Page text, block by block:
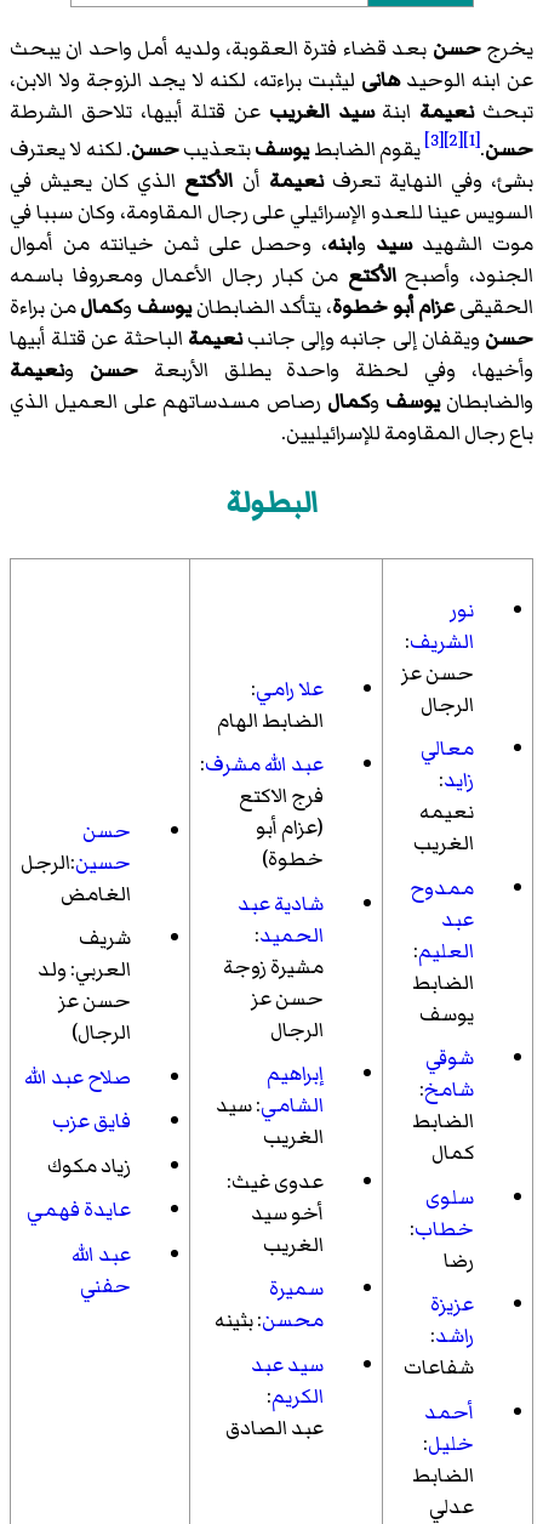
يخرجحسن بعد قضاء فترة العقوبة، ولديه أمل واحد ان يبحث
عن ابنه الوحيدهانى ليثبت براءته، لكنه لا يجد الزوجة ولا الابن،
تبحثنعيمة ابنةسيد الغريب عن قتلة أبيها، تلاحق الشرطة
حسن.
[1]
[2]
[3] يقوم الضابطيوسفبتعذيبحسن. لكنه لا يعترف
بشئ، وفي النهاية تعرفنعيمة أن الأكتع الذي كان يعيش في
السويس عينا للعدو الإسرائيلي على رجال المقاومة، وكان سببا في
موت الشهيدسيد وابنه، وحصل على ثمن خيانته من أموال
الجنود، وأصبحالأكتع من كبار رجال الأعمال ومعروفا باسمه
الحقيقىعزام أبو خطوة، يتأكد الضابطانيوسف وكمالمن براءة
حسن ويقفان إلى جانبه وإلى جانبنعيمة الباحثة عن قتلة أبيها
وأخيها، وفي لحظة واحدة يطلق الأربعةحسن ونعيمة
والضابطانيوسف وكمال رصاص مسدساتهم على العميل الذي
باع رجال المقاومة للإسرائيليين.
البطولة
نور
الشريف:
حسن عز
الرجال
معالي
زايد:
نعيمه
الغريب
ممدوح
عبد
العليم:
الضابط
يوسف
شوقي
شامخ:
الضابط
كمال
سلوى
خطاب:
رضا
عزيزة
راشد:
شفاعات
أحمد
خليل:
الضابط
عدلي
علا رامي:
الضابط الهام
عبد الله مشرف:
فرج الاكتع
(عزام أبو
خطوة)
شادية عبد
الحميد:
مشيرة زوجة
حسن عز
الرجال
إبراهيم
الشامي: سيد
الغريب
عدوى غيث:
أخو سيد
الغريب
سميرة
محسن: بثينه
سيد عبد
الكريم:
عبد الصادق
حسن
حسين:الرجل
الغامض
شريف
العربي: ولد
حسن عز
الرجال)
صلاح عبد الله
فايق عزب
زياد مكوك
عايدة فهمي
عبد الله
حفني